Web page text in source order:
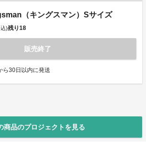
（キングスマン）Sサイズ
)残り18
販売終了
ら30日以内に発送
商品のプロジェクトを見る